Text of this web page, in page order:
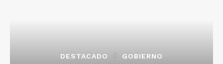
DESTACADO GOBIERNO